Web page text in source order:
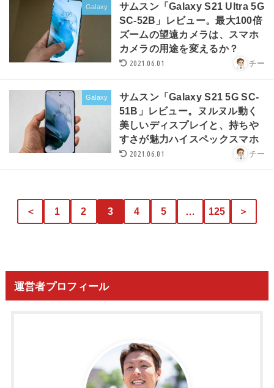
Galaxy
サムスン「Galaxy S21 Ultra 5G
SC-52B」レビュー。最大100倍
ズームの望遠カメラは、スマホ
カメラの用途を変えるか？
2021.06.01 チー
Galaxy
サムスン「Galaxy S21 5G SC-
51B」レビュー。ヌルヌル動く
美しいディスプレイと、持ちや
すさが魅力ハイスペックスマホ
2021.06.01 チー
＜ 1 2 3 4 5 … 125 ＞
運営者プロフィール